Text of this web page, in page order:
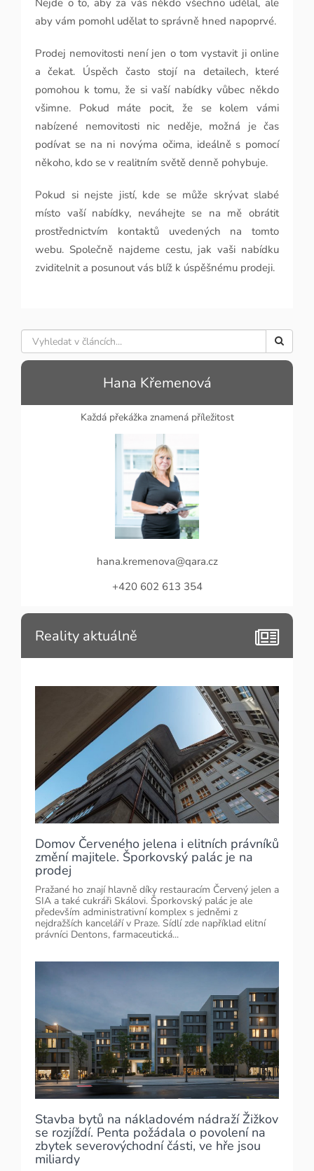
Nejde o to, aby za vás někdo všechno udělal, ale
aby vám pomohl udělat to správně hned napoprvé.
Prodej nemovitosti není jen o tom vystavit ji online
a čekat. Úspěch často stojí na detailech, které
pomohou k tomu, že si vaší nabídky vůbec někdo
všimne. Pokud máte pocit, že se kolem vámi
nabízené nemovitosti nic neděje, možná je čas
podívat se na ni novýma očima, ideálně s pomocí
někoho, kdo se v realitním světě denně pohybuje.
Pokud si nejste jistí, kde se může skrývat slabé
místo vaší nabídky, neváhejte se na mě obrátit
prostřednictvím kontaktů uvedených na tomto
webu. Společně najdeme cestu, jak vaši nabídku
zviditelnit a posunout vás blíž k úspěšnému prodeji.
Hana Křemenová
Každá překážka znamená příležitost
hana.kremenova@qara.cz
+420 602 613 354
Reality aktuálně
Domov Červeného jelena i elitních právníků
změní majitele. Šporkovský palác je na
prodej
Pražané ho znají hlavně díky restauracím Červený jelen a
SIA a také cukráři Skálovi. Šporkovský palác je ale
především administrativní komplex s jedněmi z
nejdražších kanceláří v Praze. Sídlí zde například elitní
právníci Dentons, farmaceutická...
Stavba bytů na nákladovém nádraží Žižkov
se rozjíždí. Penta požádala o povolení na
zbytek severovýchodní části, ve hře jsou
miliardy